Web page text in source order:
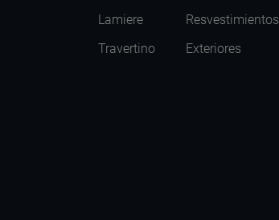
Lamiere
Travertino
Resvestimientos
Exteriores